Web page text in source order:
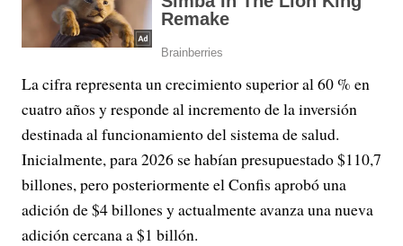
La cifra representa un crecimiento superior al 60 % en
cuatro años y responde al incremento de la inversión
destinada al funcionamiento del sistema de salud.
Inicialmente, para 2026 se habían presupuestado $110,7
billones, pero posteriormente el Confis aprobó una
adición de $4 billones y actualmente avanza una nueva
adición cercana a $1 billón.